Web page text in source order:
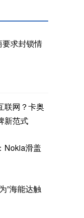
求封锁情
联网？卡奥
新范式
Nokia滑盖
”海能达触